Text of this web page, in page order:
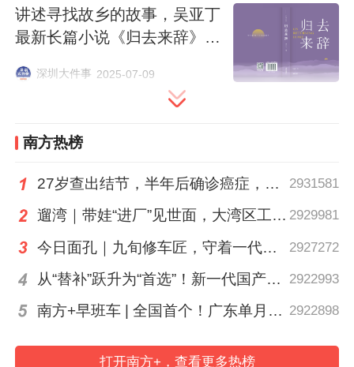
“熊大熊二的家既在东北，也在深圳南
山。”丁亮所在的华强方特文化科技集团的总
部，就位于深圳南山。2012年开始他们在这
里出生，在这里长大，他们无数好玩的故事
【剪辑】南方+记者 万稳龙
南方日报、南方+客户端原创，未经授权不得
转载
编辑 毛帅楠
校对 王睿
讲述寻找故乡的故事，吴亚丁
最新长篇小说《归去来辞》出
深圳大件事 2025-07-09
南方热榜
27岁查出结节，半年后确诊癌症，甲状腺癌真的“懒”吗？ 2931581
遛湾｜带娃“进厂”见世面，大湾区工业研学攻略请查收 2929981
今日面孔｜九旬修车匠，守着一代又一代车轮转 2927272
从“替补”跃升为“首选”！新一代国产核心工业软件加速冲高端 2922993
南方+早班车 | 全国首个！广东单月用电量突破千亿千瓦时 2922898
打开南方+，查看更多热榜